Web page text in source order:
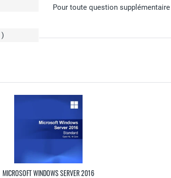
)
Pour toute question
MICROSOFT WINDOWS SERVER 2016